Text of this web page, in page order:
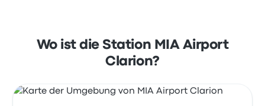
Sehen Sie sich den Standort dieser
Bushaltestelle in Miami auf einer Karte an.
Wo ist die Station MIA Airport
Clarion?